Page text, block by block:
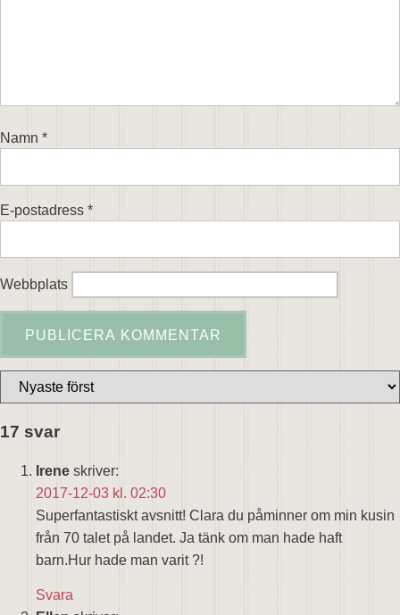
Namn *
E-postadress *
Webbplats
17 svar
Irene skriver:
2017-12-03 kl. 02:30
Superfantastiskt avsnitt! Clara du påminner om min kusin
från 70 talet på landet. Ja tänk om man hade haft
barn.Hur hade man varit ?!
Svara